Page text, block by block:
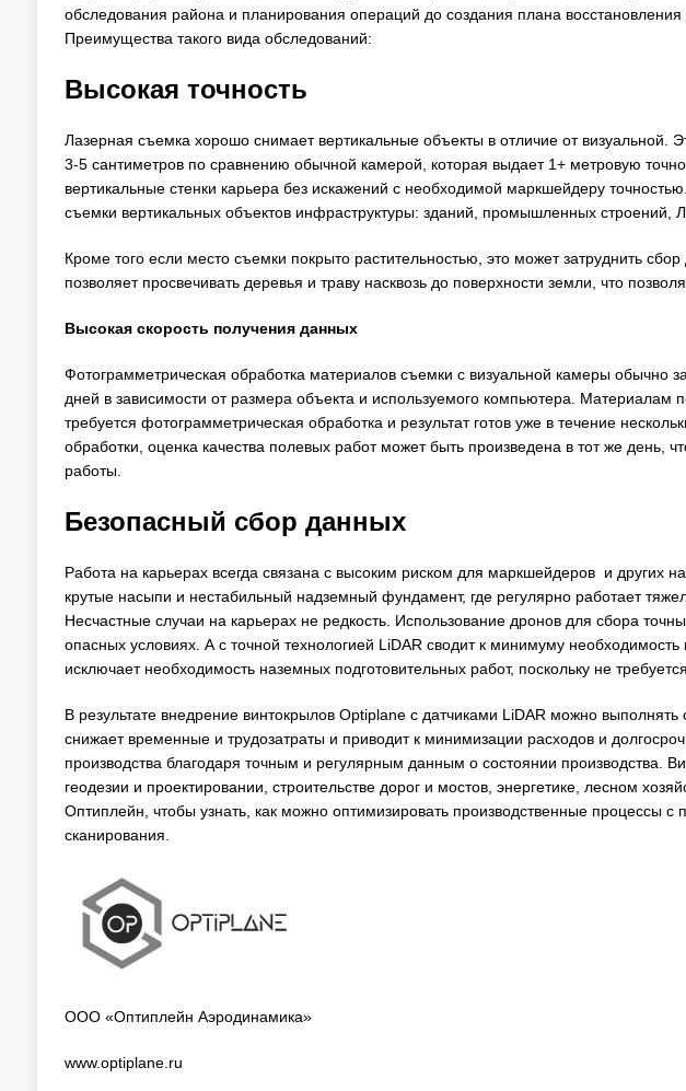
обследования района и планирования операций до создания плана восстановления
Преимущества такого вида обследований:
Высокая точность
Лазерная съемка хорошо снимает вертикальные объекты в отличие от визуальной.
3-5 сантиметров по сравнению обычной камерой, которая выдает 1+ метровую
вертикальные стенки карьера без искажений с необходимой маркшейдеру
съемки вертикальных объектов инфраструктуры: зданий, промышленных строений,
Кроме того если место съемки покрыто растительностью, это может затруднить
позволяет просвечивать деревья и траву насквозь до поверхности земли, что
Высокая скорость получения данных
Фотограмметрическая обработка материалов съемки с визуальной камеры обычно
дней в зависимости от размера объекта и используемого компьютера. Материалам
требуется фотограмметрическая обработка и результат готов уже в течение
обработки, оценка качества полевых работ может быть произведена в тот же день,
работы.
Безопасный сбор данных
Работа на карьерах всегда связана с высоким риском для маркшейдеров и других
крутые насыпи и нестабильный надземный фундамент, где регулярно работает
Несчастные случаи на карьерах не редкость. Использование дронов для сбора
опасных условиях. А c точной технологией LiDAR сводит к минимуму
исключает необходимость наземных подготовительных работ, поскольку не
В результате внедрение винтокрылов Optiplane с датчиками LiDAR можно
снижает временные и трудозатраты и приводит к минимизации расходов и
производства благодаря точным и регулярным данным о состоянии производства.
геодезии и проектировании, строительстве дорог и мостов, энергетике, лесном
Оптиплейн, чтобы узнать, как можно оптимизировать производственные процессы
сканирования.
ООО «Оптиплейн Аэродинамика»
www.optiplane.ru